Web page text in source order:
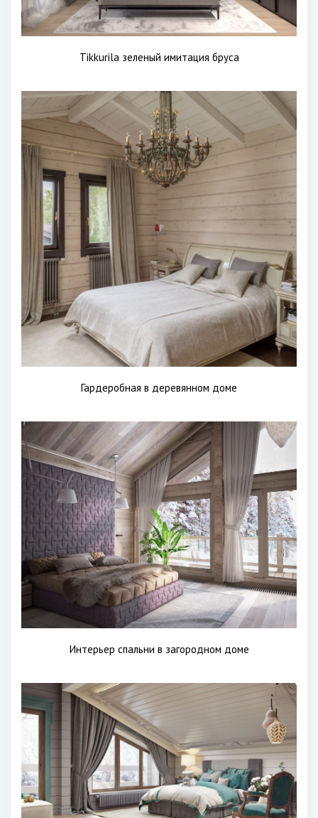
Tikkurila зеленый имитация бруса
Гардеробная в деревянном доме
Интерьер спальни в загородном доме